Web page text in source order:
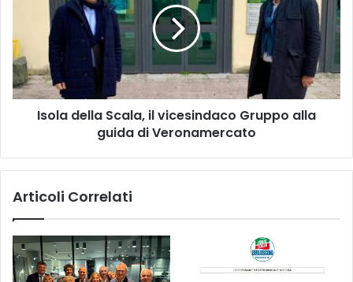
vicesindaco
Gruppo
alla
guida
di
Veronamercato
Isola della Scala, il vicesindaco Gruppo alla
guida di Veronamercato
Articoli Correlati